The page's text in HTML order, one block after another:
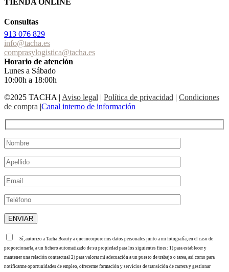
TIENDA ONLINE
Consultas
913 076 829
info@tacha.es
comprasylogistica@tacha.es
Horario de atención
Lunes a Sábado
10:00h a 18:00h
©2025 TACHA | Aviso legal | Política de privacidad | Condiciones
de compra |Canal interno de información
Sí, autorizo a Tacha Beauty a que incorpore mis datos personales junto a mi fotografía, en el caso de
proporcionarla, a un fichero automatizado de su propiedad para los siguientes fines: 1) para establecer y
mantener una relación contractual 2) para valorar mi adecuación a un puesto de trabajo o tarea, así como para
notificarme oportunidades de empleo, ofrecerme formación y servicios de transición de carrera y gestionar